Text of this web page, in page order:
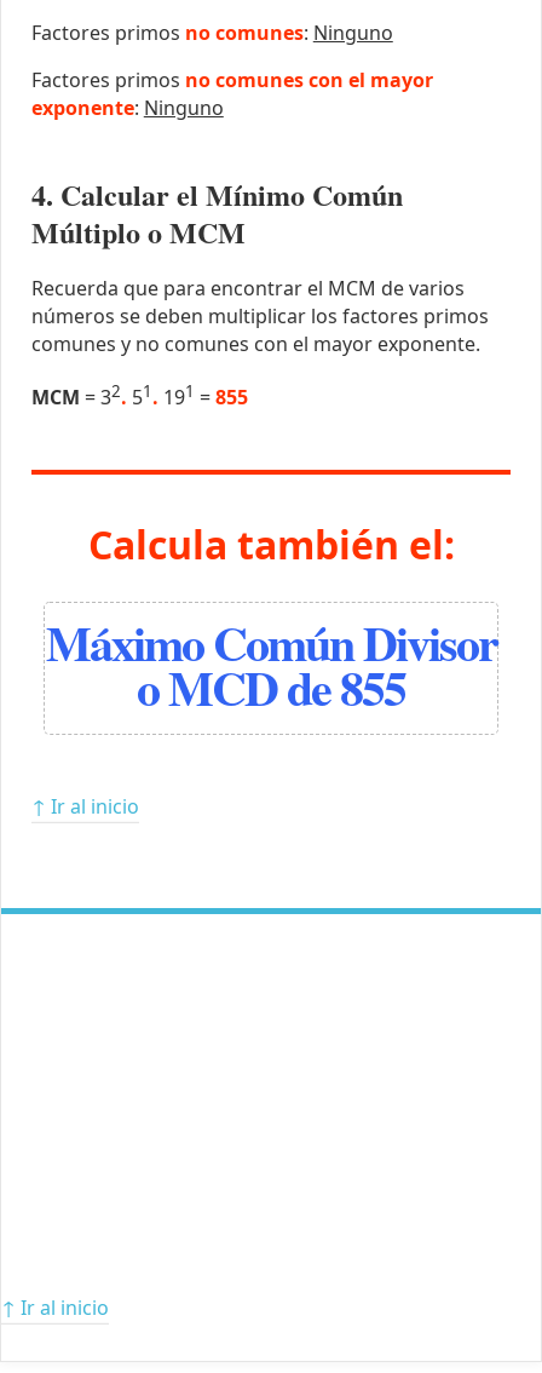
Factores primos no comunes: Ninguno
Factores primos no comunes con el mayor
exponente: Ninguno
4. Calcular el Mínimo Común
Múltiplo o MCM
Recuerda que para encontrar el MCM de varios
números se deben multiplicar los factores primos
comunes y no comunes con el mayor exponente.
MCM = 32. 51 . 191 =855
Calcula también el:
Máximo Común Divisor
o MCD de 855
↑ Ir al inicio
↑ Ir al inicio